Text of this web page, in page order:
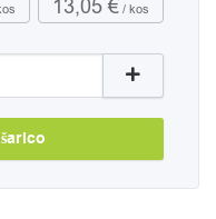
13,05 € / kos
- DLux PLUS